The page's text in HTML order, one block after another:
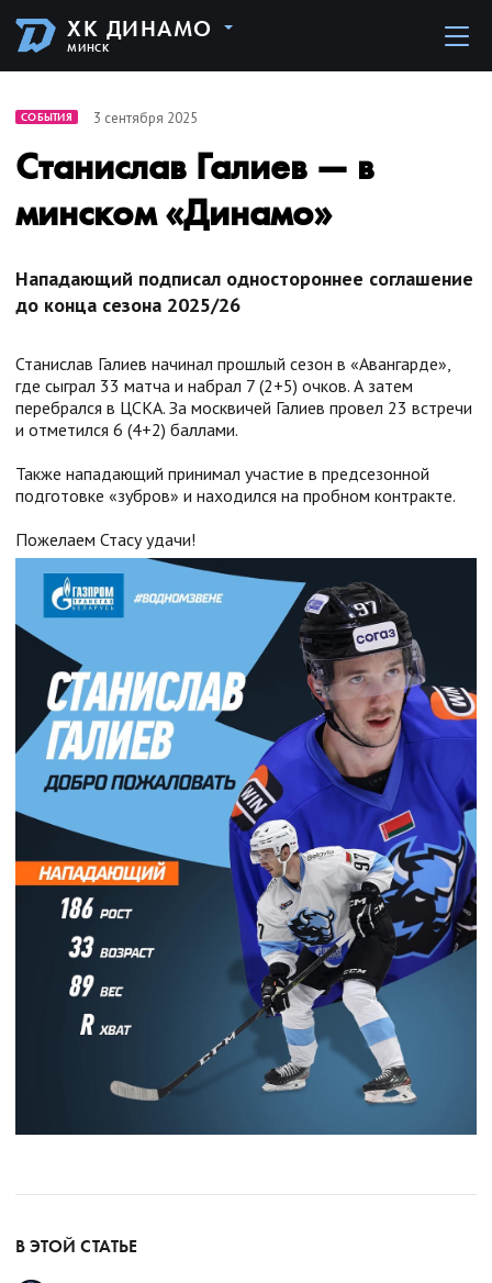
ХК ДИНАМО
МИНСК
СОБЫТИЯ 3 сентября 2025
Станислав Галиев — в
минском «Динамо»
Нападающий подписал одностороннее соглашение
до конца сезона 2025/26
Станислав Галиев начинал прошлый сезон в «Авангарде»,
где сыграл 33 матча и набрал 7 (2+5) очков. А затем
перебрался в ЦСКА. За москвичей Галиев провел 23 встречи
и отметился 6 (4+2) баллами.
Также нападающий принимал участие в предсезонной
подготовке «зубров» и находился на пробном контракте.
Пожелаем Стасу удачи!
В ЭТОЙ СТАТЬЕ